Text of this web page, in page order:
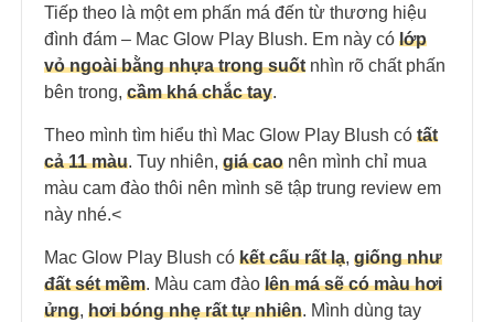
Tiếp theo là một em phấn má đến từ thương hiệu
đình đám – Mac Glow Play Blush. Em này có lớp
vỏ ngoài bằng nhựa trong suốt nhìn rõ chất phấn
bên trong, cầm khá chắc tay.
Theo mình tìm hiểu thì Mac Glow Play Blush có tất
cả 11 màu. Tuy nhiên, giá cao nên mình chỉ mua
màu cam đào thôi nên mình sẽ tập trung review em
này nhé.<
Mac Glow Play Blush có kết cấu rất lạ, giống như
đất sét mềm. Màu cam đào lên má sẽ có màu hơi
ửng, hơi bóng nhẹ rất tự nhiên. Mình dùng tay